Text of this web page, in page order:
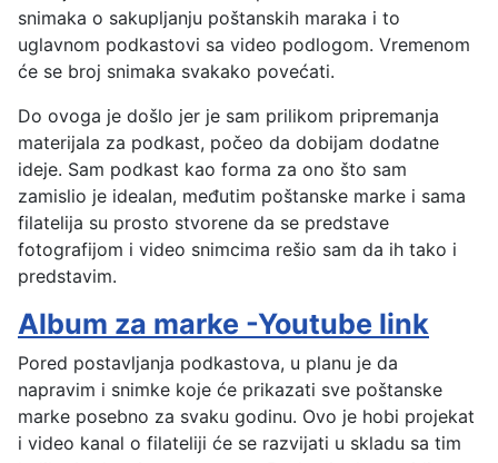
snimaka o sakupljanju poštanskih maraka i to
uglavnom podkastovi sa video podlogom. Vremenom
će se broj snimaka svakako povećati.
Do ovoga je došlo jer je sam prilikom pripremanja
materijala za podkast, počeo da dobijam dodatne
ideje. Sam podkast kao forma za ono što sam
zamislio je idealan, međutim poštanske marke i sama
filatelija su prosto stvorene da se predstave
fotografijom i video snimcima rešio sam da ih tako i
predstavim.
Album za marke -Youtube link
Pored postavljanja podkastova, u planu je da
napravim i snimke koje će prikazati sve poštanske
marke posebno za svaku godinu. Ovo je hobi projekat
i video kanal o filateliji će se razvijati u skladu sa tim